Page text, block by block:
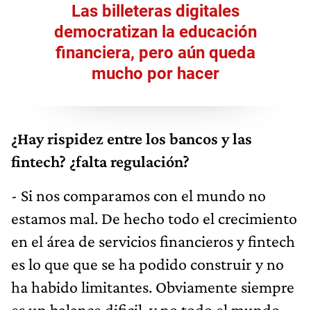
Las billeteras digitales
democratizan la educación
financiera, pero aún queda
mucho por hacer
¿Hay rispidez entre los bancos y las
fintech? ¿falta regulación?
- Si nos comparamos con el mundo no
estamos mal. De hecho todo el crecimiento
en el área de servicios financieros y fintech
es lo que que se ha podido construir y no
ha habido limitantes. Obviamente siempre